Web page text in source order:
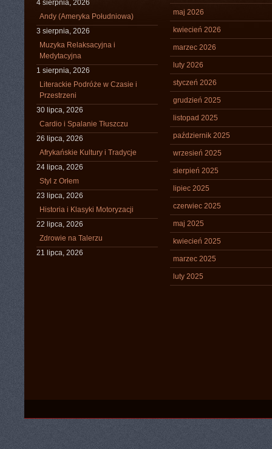
4 sierpnia, 2026
Andy (Ameryka Południowa)
3 sierpnia, 2026
Muzyka Relaksacyjna i
Medytacyjna
1 sierpnia, 2026
Literackie Podróże w Czasie i
Przestrzeni
30 lipca, 2026
Cardio i Spalanie Tłuszczu
26 lipca, 2026
Afrykańskie Kultury i Tradycje
24 lipca, 2026
Styl z Orłem
23 lipca, 2026
Historia i Klasyki Motoryzacji
22 lipca, 2026
Zdrowie na Talerzu
21 lipca, 2026
maj 2026
kwiecień 2026
marzec 2026
luty 2026
styczeń 2026
grudzień 2025
listopad 2025
październik 2025
wrzesień 2025
sierpień 2025
lipiec 2025
czerwiec 2025
maj 2025
kwiecień 2025
marzec 2025
luty 2025